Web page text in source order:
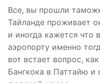
Все, вы прошли
Тайланде проживает
и иногда кажется что
аэропорту именно
вот встает вопрос,
Бангкока в Паттайю и